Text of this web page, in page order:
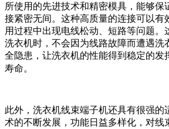
所使用的先进技术和精密模具，能够保
接紧密无间。这种高质量的连接可以有
用过程中出现电线松动、短路等问题。
洗衣机时，不会因为线路故障而遭遇洗
全隐患，让洗衣机的性能得到稳定的发
寿命。
此外，洗衣机线束端子机还具有很强的
术的不断发展，功能日益多样化，对线